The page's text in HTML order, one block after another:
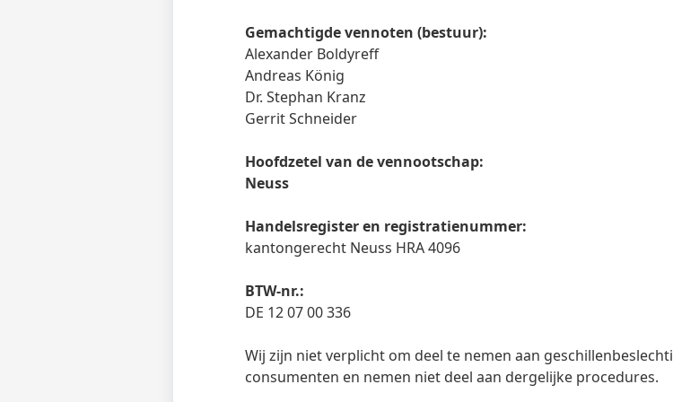
Gemachtigde vennoten (bestuur):
Alexander Boldyreff
Andreas König
Dr. Stephan Kranz
Gerrit Schneider
Hoofdzetel van de vennootschap:
Neuss
Handelsregister en registratienummer:
kantongerecht Neuss HRA 4096
BTW-nr.:
DE 12 07 00 336
Wij zijn niet verplicht om deel te nemen aan
consumenten en nemen niet deel aan dergelijke procedures.